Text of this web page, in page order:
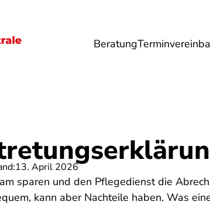
Beratung
Gesundheit
13. April 2026
sparen und den Pflegedienst die
kann aber Nachteile haben. Was